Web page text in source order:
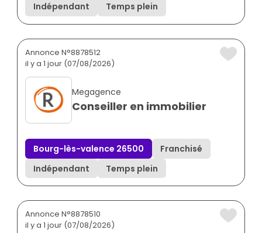
Indépendant
Temps plein
Annonce N°8878512
il y a 1 jour (07/08/2026)
Megagence
Conseiller en immobilier
Bourg-lès-valence 26500
Franchisé
Indépendant
Temps plein
Annonce N°8878510
il y a 1 jour (07/08/2026)